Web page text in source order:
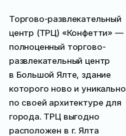
Торгово-развлекательный
центр (ТРЦ) «Конфетти» —
полноценный торгово-
развлекательный центр
в Большой Ялте, здание
которого ново и уникально
по своей архитектуре для
города. ТРЦ выгодно
расположен в г. Ялта